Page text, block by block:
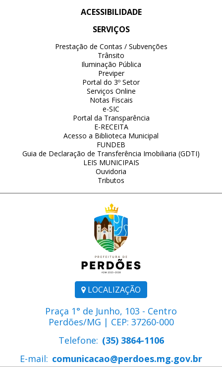
LOCALIZAÇÃO
Praça 1° de Junho, 103 - Centro
Perdões/MG | CEP: 37260-000
Telefone: (35) 3864-1106
E-mail: comunicacao@perdoes.mg.gov.br
ACESSIBILIDADE
SERVIÇOS
Prestação de Contas / Subvenções
Trânsito
Iluminação Pública
Previper
Portal do 3º Setor
Serviços Online
Notas Fiscais
e-SIC
Portal da Transparência
E-RECEITA
Acesso a Biblioteca Municipal
FUNDEB
Guia de Declaração de Transferência Imobiliaria (GDTI)
LEIS MUNICIPAIS
Ouvidoria
Tributos